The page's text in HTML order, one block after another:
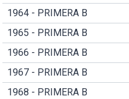
1964 - PRIMERA B
1965 - PRIMERA B
1966 - PRIMERA B
1967 - PRIMERA B
1968 - PRIMERA B